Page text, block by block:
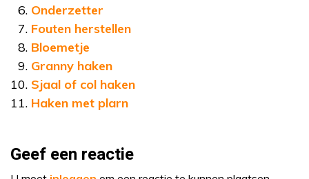
Onderzetter
Fouten herstellen
Bloemetje
Granny haken
Sjaal of col haken
Haken met plarn
Geef een reactie